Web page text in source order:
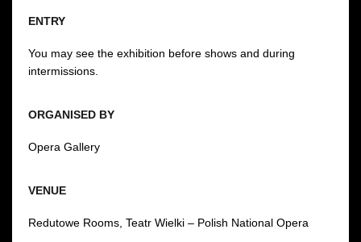
VENUE
Redutowe Rooms, Teatr Wielki – Polish National Opera
ORGANISED BY
Opera Gallery
ENTRY
You may see the exhibition before shows and during
intermissions.